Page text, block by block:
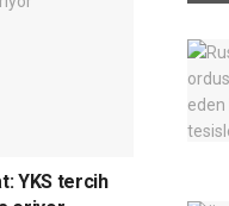
YKS tercih